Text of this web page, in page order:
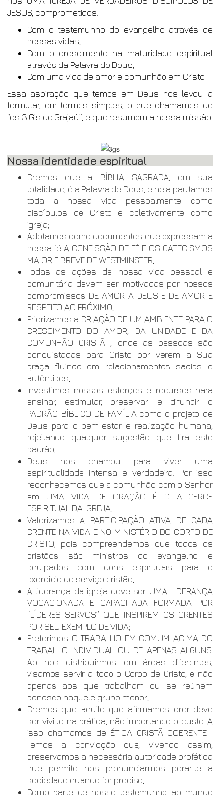
JESUS, comprometidos:
Com o testemunho do evangelho através de
nossas vidas;
Com o crescimento na maturidade espiritual
através da Palavra de Deus;
Com uma vida de amor e comunhão em Cristo.
Essa aspiração que temos em Deus nos levou a
formular, em termos simples, o que chamamos de
“os 3 G’s do Grajaú”, e que resumem a nossa missão:
Nossa identidade espiritual
Cremos que a BÍBLIA SAGRADA, em sua
totalidade, é a Palavra de Deus, e nela pautamos
toda a nossa vida pessoalmente como
discípulos de Cristo e coletivamente como
igreja;
Adotamos como documentos que expressam a
nossa fé A CONFISSÃO DE FÉ E OS CATECISMOS
MAIOR E BREVE DE WESTMINSTER;
Todas as ações de nossa vida pessoal e
comunitária devem ser motivadas por nossos
compromissos DE AMOR A DEUS E DE AMOR E
RESPEITO AO PRÓXIMO;
Priorizamos a CRIAÇÃO DE UM AMBIENTE PARA O
CRESCIMENTO DO AMOR, DA UNIDADE E DA
COMUNHÃO CRISTÃ , onde as pessoas são
conquistadas para Cristo por verem a Sua
graça fluindo em relacionamentos sadios e
autênticos;
Investimos nossos esforços e recursos para
ensinar, estimular, preservar e difundir o
PADRÃO BÍBLICO DE FAMÍLIA como o projeto de
Deus para o bem-estar e realização humana,
rejeitando qualquer sugestão que fira este
padrão;
Deus nos chamou para viver uma
espiritualidade intensa e verdadeira. Por isso
reconhecemos que a comunhão com o Senhor
em UMA VIDA DE ORAÇÃO É O ALICERCE
ESPIRITUAL DA IGREJA;
Valorizamos A PARTICIPAÇÃO ATIVA DE CADA
CRENTE NA VIDA E NO MINISTÉRIO DO CORPO DE
CRISTO, pois compreendemos que todos os
cristãos são ministros do evangelho e
equipados com dons espirituais para o
exercício do serviço cristão;
A liderança da igreja deve ser UMA LIDERANÇA
VOCACIONADA E CAPACITADA FORMADA POR
“LÍDERES-SERVOS” QUE INSPIREM OS CRENTES
POR SEU EXEMPLO DE VIDA;
Preferimos O TRABALHO EM COMUM ACIMA DO
TRABALHO INDIVIDUAL OU DE APENAS ALGUNS.
Ao nos distribuirmos em áreas diferentes,
visamos servir a todo o Corpo de Cristo, e não
apenas aos que trabalham ou se reúnem
conosco naquele grupo menor;
Cremos que aquilo que afirmamos crer deve
ser vivido na prática, não importando o custo. A
isso chamamos de ÉTICA CRISTÃ COERENTE .
Temos a convicção que, vivendo assim,
preservamos a necessária autoridade profética
que permite nos pronunciarmos perante a
sociedade quando for preciso;
Como parte de nosso testemunho ao mundo